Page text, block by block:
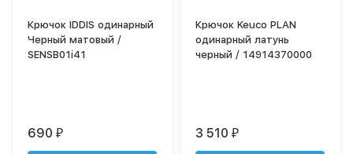
Крючок IDDIS одинарный
Черный матовый /
SENSB01i41
690₽
Крючок Keuco PLAN
одинарный латунь
черный / 14914370000
3 510₽